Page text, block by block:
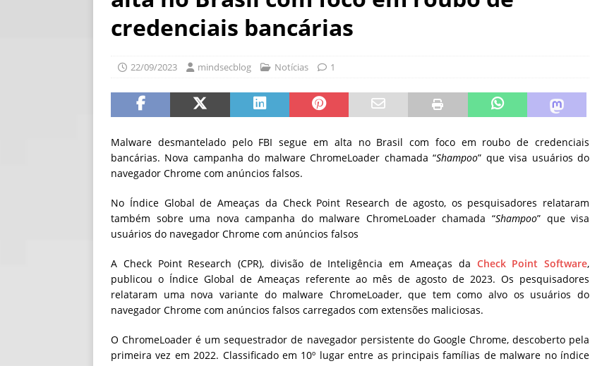
[ 06/08/2026 ]
Falsas promessas de emprego na Meta, Disney, Coca-Cola e Spotify
[ 06/08/2026 ] Sem guardrails, a autonomia da IA se torna um risco
credenciais bancárias
22/09/2023 mindsecblog Notícias 1
Malware desmantelado pelo FBI segue em alta no Brasil com foco em roubo de credenciais
bancárias. Nova campanha do malware ChromeLoader chamada “Shampoo” que visa usuários do
navegador Chrome com anúncios falsos.
No Índice Global de Ameaças da Check Point Research de agosto, os pesquisadores relataram
também sobre uma nova campanha do malware ChromeLoader chamada “Shampoo” que visa
usuários do navegador Chrome com anúncios falsos
A Check Point Research (CPR), divisão de Inteligência em Ameaças da Check Point Software,
publicou o Índice Global de Ameaças referente ao mês de agosto de 2023. Os pesquisadores
relataram uma nova variante do malware ChromeLoader, que tem como alvo os usuários do
navegador Chrome com anúncios falsos carregados com extensões maliciosas.
O ChromeLoader é um sequestrador de navegador persistente do Google Chrome, descoberto pela
primeira vez em 2022. Classificado em 10º lugar entre as principais famílias de malware no índice